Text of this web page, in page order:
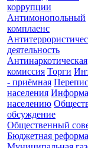
коррупции
Антимонопольный
комплаенс
деятельность
Антинаркотическая
комиссия Торги
- приёмная
населения
населению
обсуждение
Общественный
Бюджетная реформа